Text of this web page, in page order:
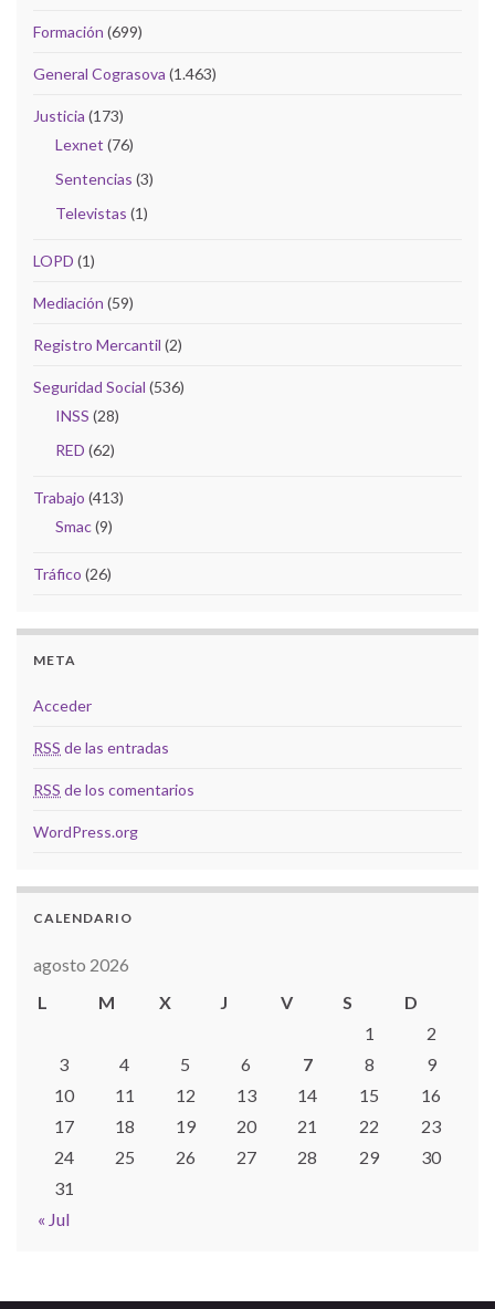
Formación (699)
General Cograsova (1.463)
Justicia (173)
Lexnet (76)
Sentencias (3)
Televistas (1)
LOPD (1)
Mediación (59)
Registro Mercantil (2)
Seguridad Social (536)
INSS (28)
RED (62)
Trabajo (413)
Smac(9)
Tráfico (26)
META
Acceder
RSS de las entradas
RSS de los comentarios
WordPress.org
CALENDARIO
agosto 2026
L
M X J V S D
« Jul
1
2
3
4 5 6 7 8
9
10
11 12 13 14 15
16
17
18 19 20 21 22
23
24
25 26 27 28 29
30
31